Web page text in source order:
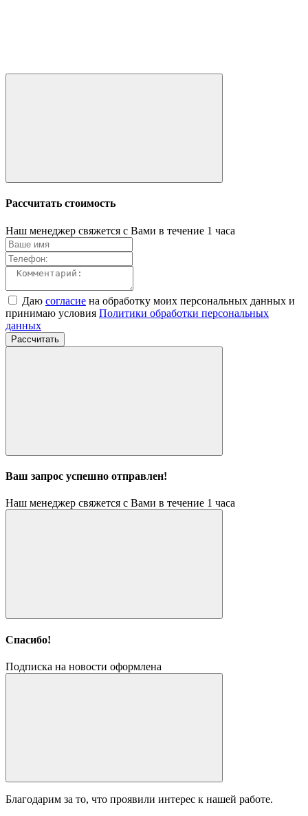
Рассчитать стоимость
Наш менеджер свяжется с Вами в течение 1 часа
Даю согласие на обработку моих персональных данных и
принимаю условия Политики обработки персональных
данных
Рассчитать
Ваш запрос успешно отправлен!
Наш менеджер свяжется с Вами в течение 1 часа
Спасибо!
Подписка на новости оформлена
Благодарим за то, что проявили интерес к нашей работе.